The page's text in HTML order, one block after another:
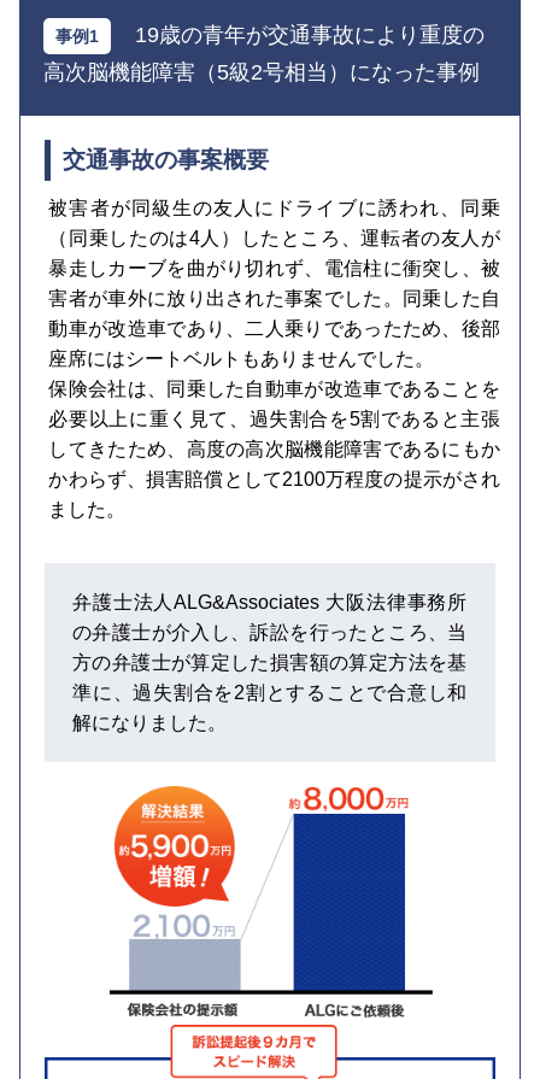
19歳の青年が交通事故により重度の
高次脳機能障害（5級2号相当）になった事例
交通事故の事案概要
被害者が同級生の友人にドライブに誘われ、同乗
（同乗したのは4人）したところ、運転者の友人が
暴走しカーブを曲がり切れず、電信柱に衝突し、被
害者が車外に放り出された事案でした。同乗した自
動車が改造車であり、二人乗りであったため、後部
座席にはシートベルトもありませんでした。
保険会社は、同乗した自動車が改造車であることを
必要以上に重く見て、過失割合を5割であると主張
してきたため、高度の高次脳機能障害であるにもか
かわらず、損害賠償として2100万程度の提示がされ
ました。
弁護士法人ALG&Associates 大阪法律事務所
の弁護士が介入し、訴訟を行ったところ、当
方の弁護士が算定した損害額の算定方法を基
準に、過失割合を2割とすることで合意し和
解になりました。